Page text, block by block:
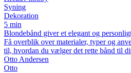
Syning
Dekoration
5 min
Blondebånd giver et elegant og
Få overblik over materialer, typer og
til, hvordan du vælger det rette bånd til
Otto Andersen
Otto